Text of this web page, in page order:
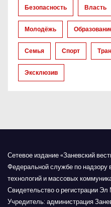
а
п
Безопасность Власть
Молодёжь
Семья Спорт
Эксклюзив
Сетевое издание «Заневский
Федеральной службе по
технологий и массовых
Свидетельство о регистрации
Учредитель: администрация